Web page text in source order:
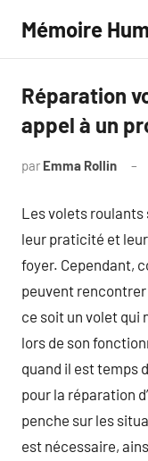
contenu
Mémoire
Réparation
appel à un
par Emma Rollin
Les volets
leur praticité et
foyer. Cependant,
peuvent rencontrer
ce soit un volet qui
lors de son
quand il est temps
pour la réparation
penche sur les
est nécessaire,